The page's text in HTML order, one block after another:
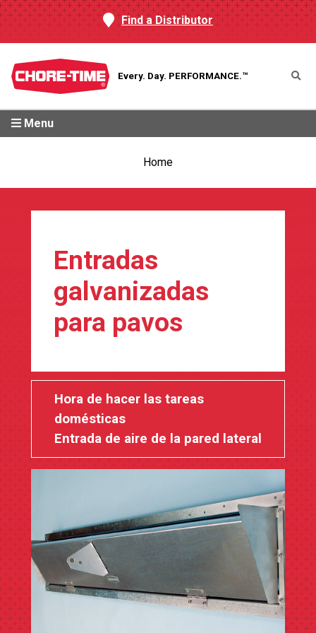
Find a Distributor
Every. Day. PERFORMANCE.™
Menu
Home
Entradas
galvanizadas
para pavos
Hora de hacer las tareas
domésticas
Entrada de aire de la pared lateral